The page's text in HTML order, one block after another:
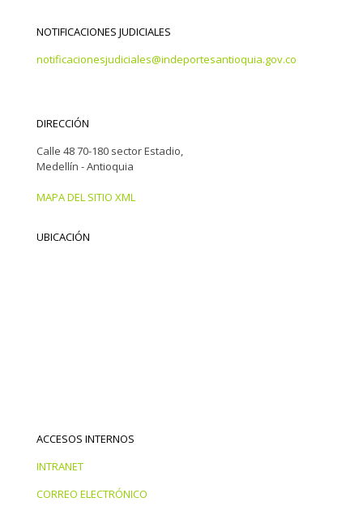
NOTIFICACIONES JUDICIALES
notificacionesjudiciales@indeportesantioquia.gov.co
DIRECCIÓN
Calle 48 70-180 sector Estadio,
Medellín - Antioquia
MAPA DEL SITIO XML
UBICACIÓN
ACCESOS INTERNOS
INTRANET
CORREO ELECTRÓNICO